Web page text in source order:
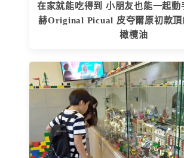
在家就能吃得到 小朋友也能一起動
赫Original Picual 皮夸爾原初款頂
橄欖油